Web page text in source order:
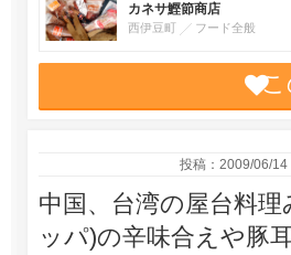
カネサ鰹節商店
西伊豆町 フード全般
投稿：2009/06/14
中国、台湾の屋台料
ッパ)の辛味合えや豚